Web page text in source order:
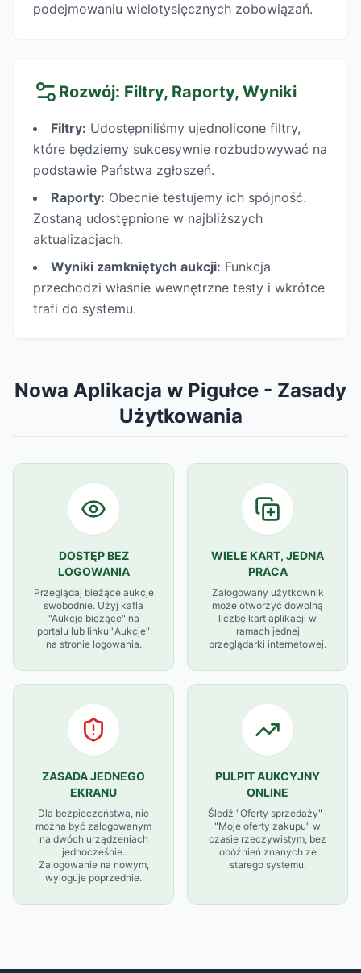
podejmowaniu wielotysięcznych zobowiązań.
Rozwój: Filtry, Raporty, Wyniki
Filtry: Udostępniliśmy ujednolicone filtry,
które będziemy sukcesywnie rozbudowywać na
podstawie Państwa zgłoszeń.
Raporty: Obecnie testujemy ich spójność.
Zostaną udostępnione w najbliższych
aktualizacjach.
Wyniki zamkniętych aukcji: Funkcja
przechodzi właśnie wewnętrzne testy i wkrótce
trafi do systemu.
Nowa Aplikacja w Pigułce - Zasady
Użytkowania
DOSTĘP BEZ
LOGOWANIA
Przeglądaj bieżące aukcje
swobodnie. Użyj kafla
"Aukcje bieżące" na
portalu lub linku "Aukcje"
na stronie logowania.
WIELE KART, JEDNA
PRACA
Zalogowany użytkownik
może otworzyć dowolną
liczbę kart aplikacji w
ramach jednej
przeglądarki internetowej.
ZASADA JEDNEGO
EKRANU
Dla bezpieczeństwa, nie
można być zalogowanym
na dwóch urządzeniach
jednocześnie.
Zalogowanie na nowym,
wyloguje poprzednie.
PULPIT AUKCYJNY
ONLINE
Śledź "Oferty sprzedaży" i
"Moje oferty zakupu" w
czasie rzeczywistym, bez
opóźnień znanych ze
starego systemu.